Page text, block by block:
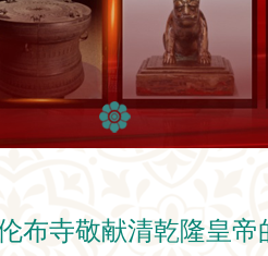
布寺敬献清乾隆皇帝